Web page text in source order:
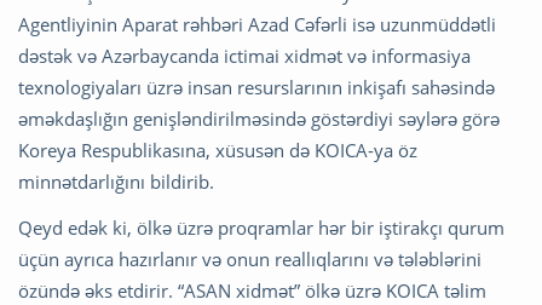
Agentliyinin Aparat rəhbəri Azad Cəfərli isə uzunmüddətli
dəstək və Azərbaycanda ictimai xidmət və informasiya
texnologiyaları üzrə insan resurslarının inkişafı sahəsində
əməkdaşlığın genişləndirilməsində göstərdiyi səylərə görə
Koreya Respublikasına, xüsusən də KOICA-ya öz
minnətdarlığını bildirib.
Qeyd edək ki, ölkə üzrə proqramlar hər bir iştirakçı qurum
üçün ayrıca hazırlanır və onun reallıqlarını və tələblərini
özündə əks etdirir. “ASAN xidmət” ölkə üzrə KOICA təlim